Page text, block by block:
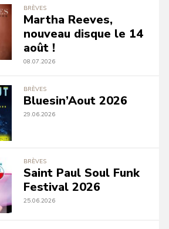
BRÈVES
Martha Reeves,
nouveau disque le 14
août !
08.07.2026
BRÈVES
Bluesin’Aout 2026
29.06.2026
BRÈVES
Saint Paul Soul Funk
Festival 2026
25.06.2026